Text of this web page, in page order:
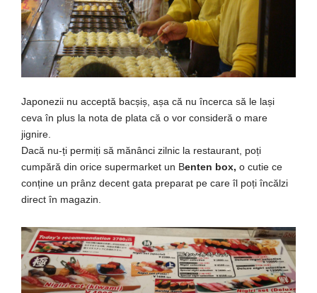
Japonezii nu acceptă bacșiș așa că nu încerca să le lași
ceva în plus la nota de plata că o vor consideră o mare
jignire.
Dacă nu-ți permiți să mănânci zilnic la restaurant, poți
cumpără din orice supermarket un Benten box, o cutie ce
conține un prânz decent gata preparat pe care îl poți încălzi
direct în magazin.